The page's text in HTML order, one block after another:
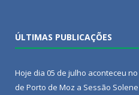
ÚLTIMAS PUBLICAÇÕES
Hoje dia 05 de julho aconteceu
de Porto de Moz a Sessão